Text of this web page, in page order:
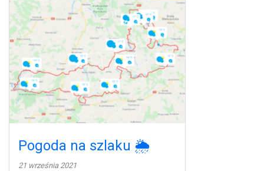
Pogoda na szlaku 🌦
21 września 2021